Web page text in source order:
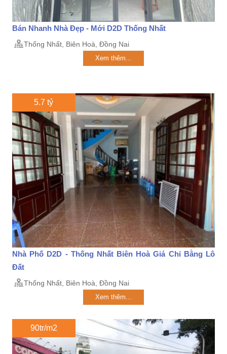
Bán Nhanh Nhà Đẹp - Mới D2D Thống Nhất
Thống Nhất, Biên Hoà, Đồng Nai
Xem thêm...
5.7 tỷ
Nhà Phố D2D - Thống Nhất Biên Hoà Giá Chỉ Bằng Lô
Đất
Thống Nhất, Biên Hoà, Đồng Nai
Xem thêm...
90tr/m2